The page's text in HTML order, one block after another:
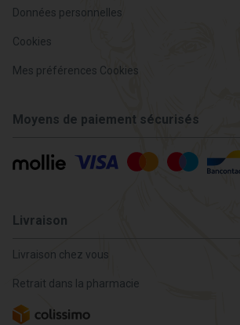
Données personnelles
Cookies
Mes préférences Cookies
Moyens de paiement sécurisés
Livraison
Livraison chez vous
Retrait dans la pharmacie